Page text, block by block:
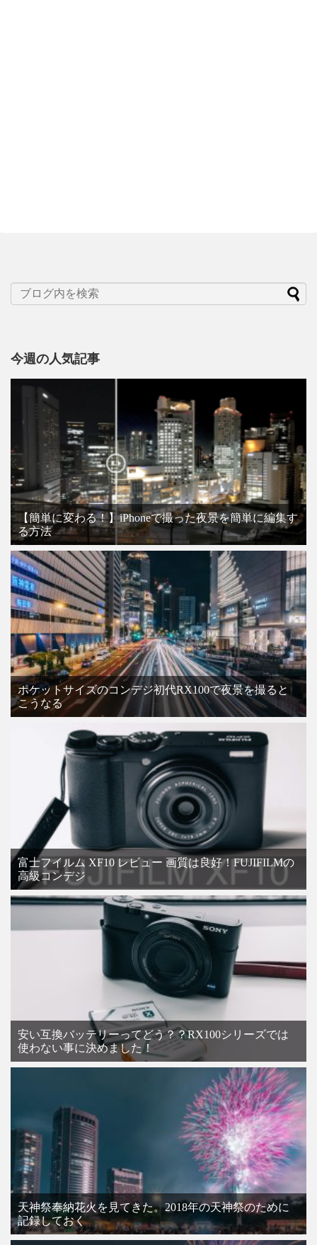
今週の人気記事
【簡単に変わる！】iPhoneで撮った夜景を簡単に編集す
る方法
ポケットサイズのコンデジ初代RX100で夜景を撮ると
こうなる
富士フイルム XF10 レビュー 画質は良好！FUJIFILMの
高級コンデジ
安い互換バッテリーってどう？？RX100シリーズでは
使わない事に決めました！
天神祭奉納花火を見てきた。2018年の天神祭のために
記録しておく